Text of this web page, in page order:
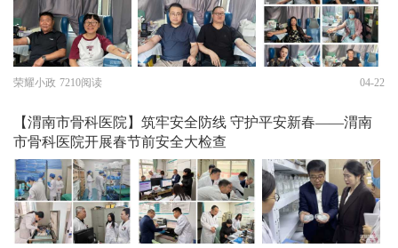
荣耀小政 7210阅读 04-22
【渭南市骨科医院】筑牢安全防线 守护平安新春——渭南
市骨科医院开展春节前安全大检查